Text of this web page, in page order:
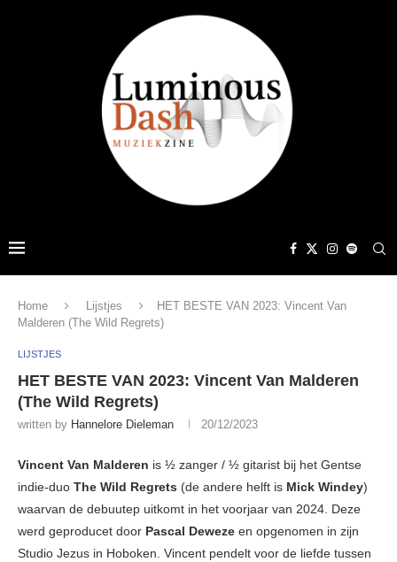
Home Lijstjes
HET BESTE VAN 2023: Vincent Van
Malderen (The Wild Regrets)
LIJSTJES
HET BESTE VAN 2023: Vincent Van Malderen
(The Wild Regrets)
written by Hannelore Dieleman 20/12/2023
Vincent Van Malderen is ½ zanger / ½ gitarist bij het Gentse
indie-duo The Wild Regrets (de andere helft is Mick Windey)
waarvan de debuutep uitkomt in het voorjaar van 2024. Deze
werd geproducet door Pascal Deweze en opgenomen in zijn
Studio Jezus in Hoboken. Vincent pendelt voor de liefde tussen